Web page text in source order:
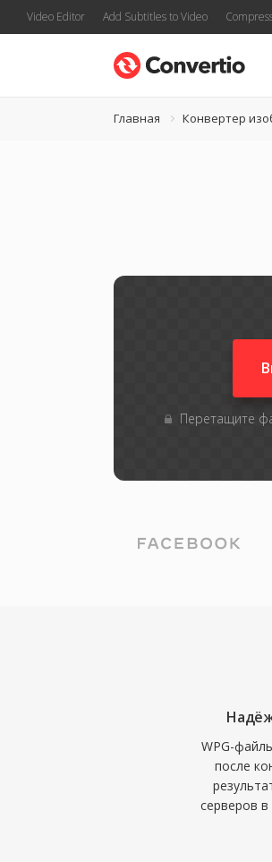
Video Editor Add Subtitles to Video
Главная Конвертер
Перетащите
WPG-
после
серверов в